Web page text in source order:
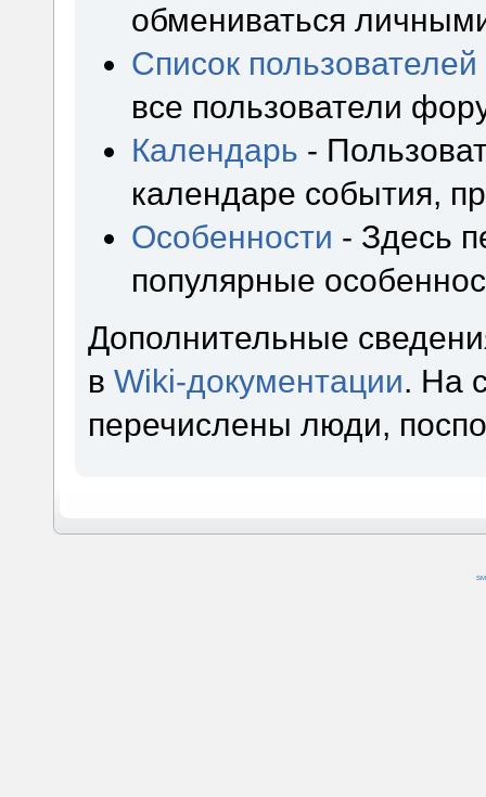
обмениваться
Список пользователей
все пользователи
Календарь -
календаре события,
Особенности - Здесь
популярные
Дополнительные
вWiki-документации. На
перечислены люди,